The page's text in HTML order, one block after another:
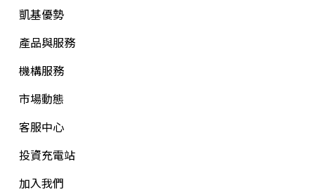
凱基優勢
產品與服務
機構服務
市場動態
客服中心
投資充電站
加入我們